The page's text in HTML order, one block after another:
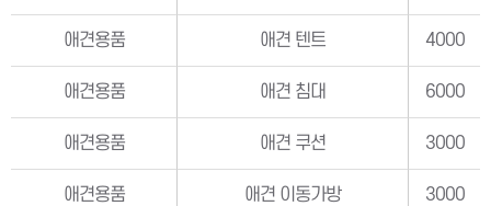
애견용품 애견 텐트 4000
애견용품 애견 침대 6000
애견용품 애견 쿠션 3000
애견용품 애견 이동가방 3000